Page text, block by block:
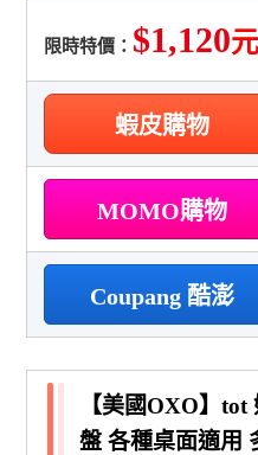
限時特價： $1,120元
蝦皮購物
MOMO購物
Coupang 酷澎
【美國OXO】
盤 各種桌面適用